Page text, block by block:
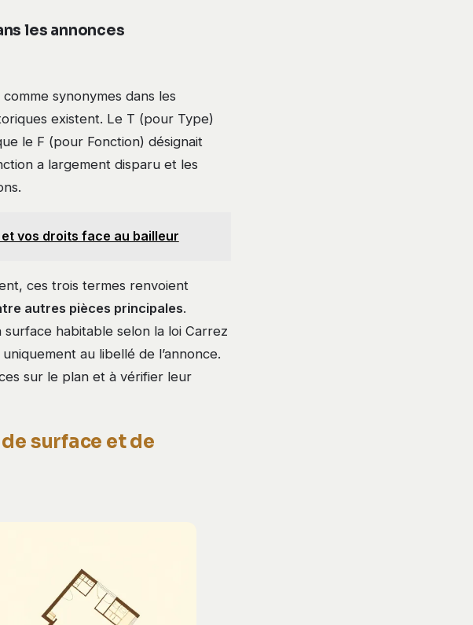
les annonces
synonymes dans les
existent. Le T (pour Type)
le F (pour Fonction) désignait
a largement disparu et les
vos droits face au bailleur
ces trois termes renvoient
autres pièces principales.
habitable selon la loi Carrez
au libellé de l’annonce.
sur le plan et à vérifier leur
surface et de